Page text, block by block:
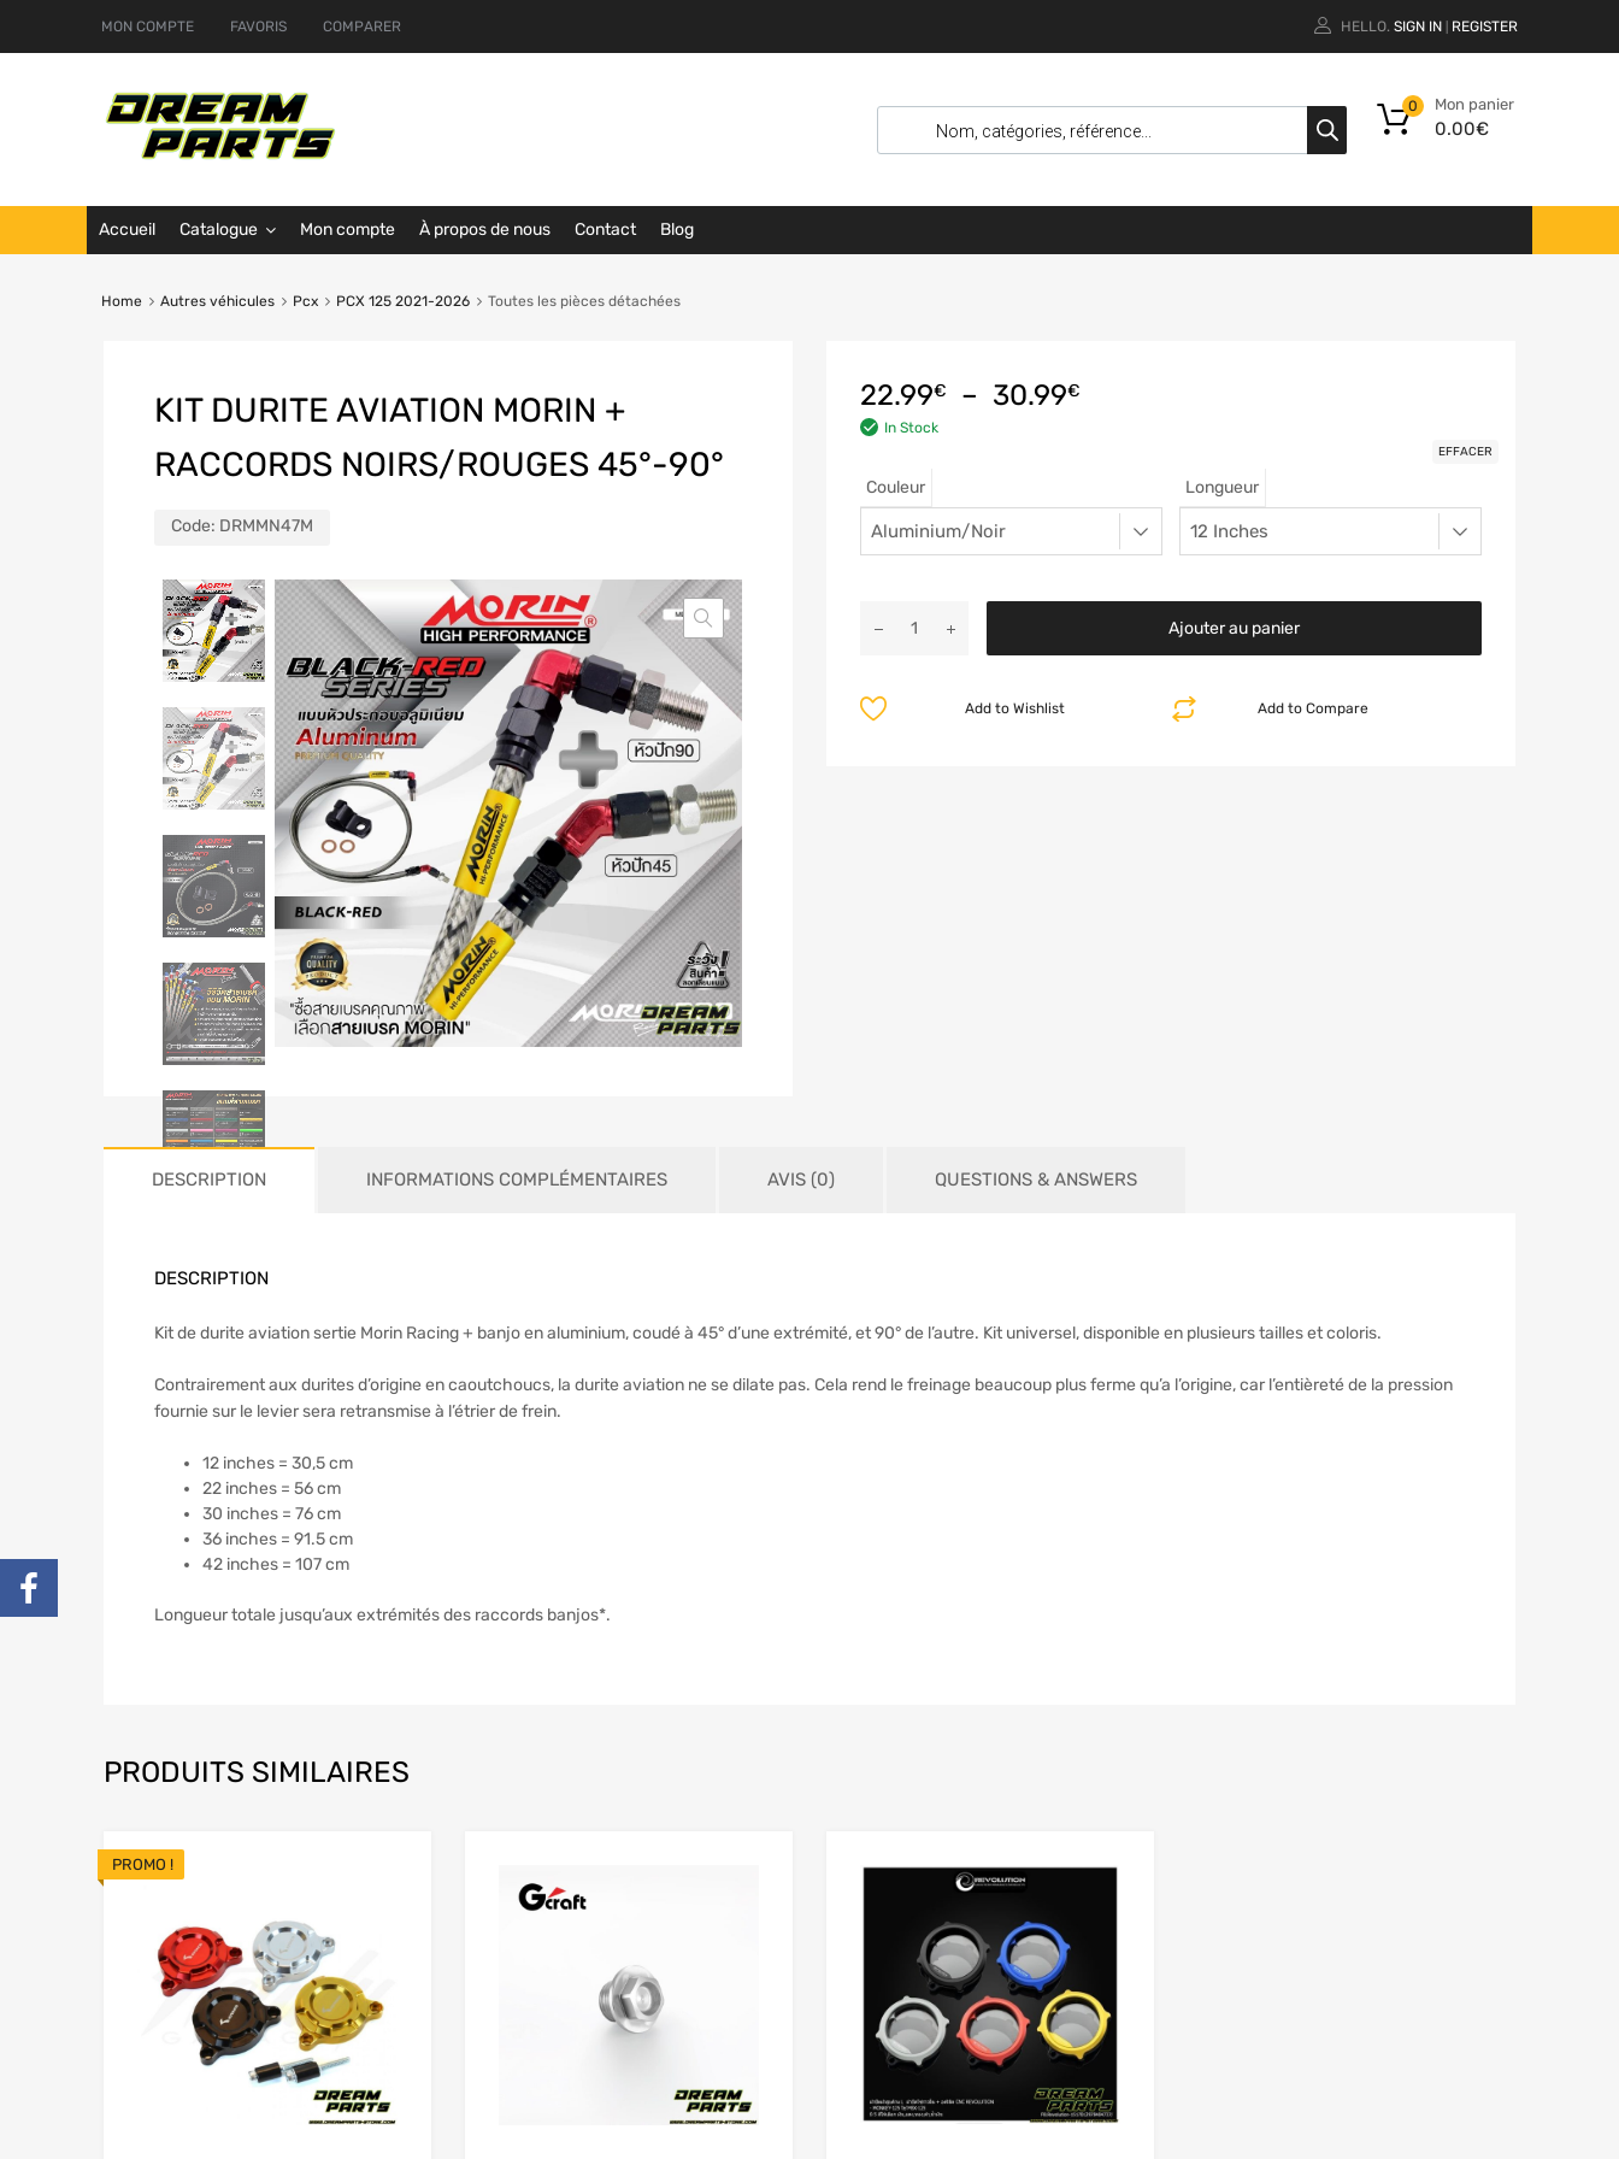
MON COMPTE FAVORIS COMPARER HELLO. SIGN IN REGISTER
Mon panier
0.00€
0
Accueil Catalogue Mon compte À propos de nous Contact Blog
Home Autres véhicules Pcx PCX 125 2021-2026 Toutes les pièces détachées
KIT DURITE AVIATION MORIN +
RACCORDS NOIRS/ROUGES 45°-90°
Code: DRMMN47M
22.99€ – 30.99€
In Stock
Couleur Longueur
EFFACER
Ajouter au panier
Add to Compare
Add to Wishlist
DESCRIPTION INFORMATIONS COMPLÉMENTAIRES AVIS (0) QUESTIONS & ANSWERS
DESCRIPTION
Kit de durite aviation sertie Morin Racing + banjo en aluminium, coudé à 45° d’une extrémité, et 90° de l’autre. Kit universel, disponible en plusieurs tailles et coloris.
Contrairement aux durites d’origine en caoutchoucs, la durite aviation ne se dilate pas. Cela rend le freinage beaucoup plus ferme qu’a l’origine, car l’entièreté de la pression
fournie sur le levier sera retransmise à l’étrier de frein.
12 inches = 30,5 cm
22 inches = 56 cm
30 inches = 76 cm
36 inches = 91.5 cm
42 inches = 107 cm
Longueur totale jusqu’aux extrémités des raccords banjos*.
PRODUITS SIMILAIRES
PROMO !
Add to Compare